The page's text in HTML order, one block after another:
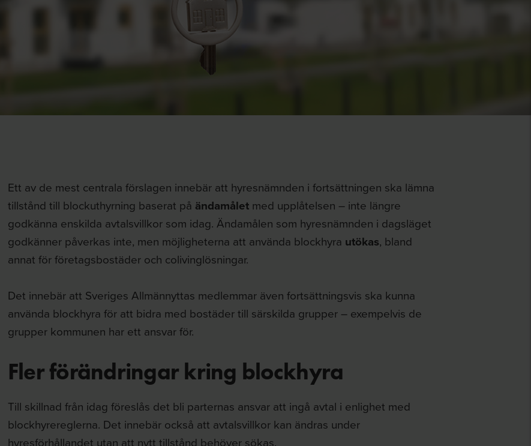
Ett av de mest centrala förslagen innebär att hyresnämnden i fortsättningen ska lämna
tillstånd till blockuthyrning baserat på ändamålet med upplåtelsen – inte längre
godkänna enskilda avtalsvillkor som idag. Ändamålen som hyresnämnden i dagsläget
godkänner påverkas inte, men möjligheterna att använda blockhyra utökas, bland
annat för företagsbostäder och colivinglösningar.
Det innebär att Sveriges Allmännyttas medlemmar även fortsättningsvis ska kunna
använda blockhyra för att bidra med bostäder till särskilda grupper – exempelvis de
grupper kommunen har ett ansvar för.
Fler förändringar kring blockhyra
Till skillnad från idag föreslås det bli parternas ansvar att ingå avtal i enlighet med
blockhyrereglerna. Det innebär också att avtalsvillkor kan ändras under
hyresförhållandet utan att nytt tillstånd behöver sökas.